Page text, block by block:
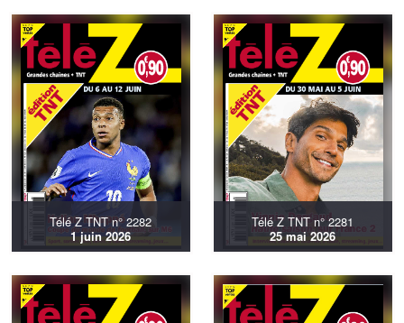
Télé Z TNT n° 2282
1 juin 2026
Télé Z TNT n° 2281
25 mai 2026